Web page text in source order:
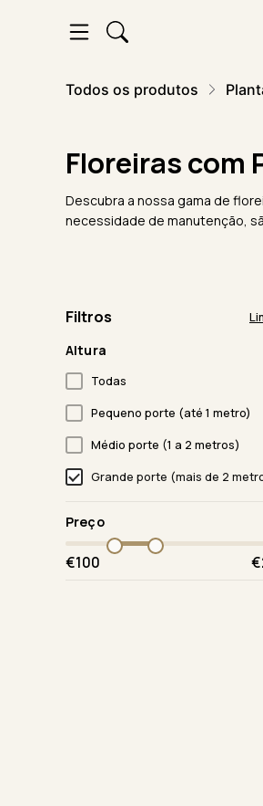
Todos os produtos
Floreiras com
Descubra a nossa gama de
necessidade de manutenção,
Filtros
Altura
Todas
Pequeno porte (até 1 metro)
Médio porte (1 a 2 metros)
Grande porte (mais de 2
Preço
€100